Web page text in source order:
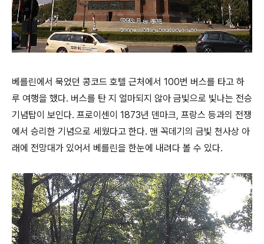
베를린에서 묵었던 콩코드 호텔 근처에서 100번 버스를 타고 하
루 여행을 했다. 버스를 탄 지 얼마되지 않아 금빛으로 빛나는 전승
기념탑이 보인다. 프로이센이 1873년 덴마크, 프랑스 등과의 전쟁
에서 승리한 기념으로 세웠다고 한다. 맨 꼭데기의 금빛 천사상 아
래에 전망대가 있어서 베를린을 한눈에 내려다 볼 수 있다.